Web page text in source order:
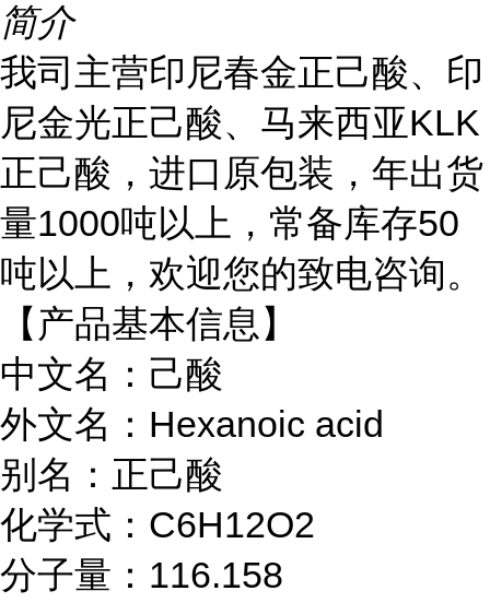
简介
我司主营印尼春金正己酸、印
尼金光正己酸、马来西亚KLK
正己酸，进口原包装，年出货
量1000吨以上，常备库存50
吨以上，欢迎您的致电咨询。
【产品基本信息】
中文名：己酸
外文名：Hexanoic acid
别名：正己酸
化学式：C6H12O2
分子量：116.158